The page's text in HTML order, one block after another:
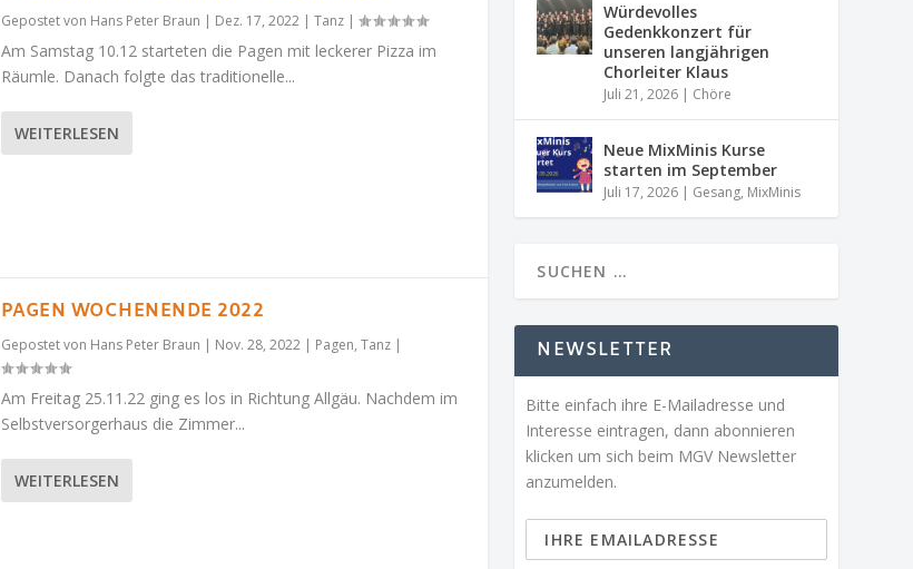
Gepostet von Hans Peter Braun | Dez. 17, 2022| Tanz|
Am Samstag 10.12 starteten die Pagen mit leckerer Pizza im
Räumle. Danach folgte das traditionelle...
WEITERLESEN
PAGEN WOCHENENDE 2022
Gepostet von Hans Peter Braun | Nov. 28, 2022| Pagen, Tanz|
Am Freitag 25.11.22 ging es los in Richtung Allgäu. Nachdem im
Selbstversorgerhaus die Zimmer...
WEITERLESEN
Würdevolles
Gedenkkonzert für
unseren langjährigen
Chorleiter Klaus
Juli 21, 2026 | Chöre
Neue MixMinis Kurse
starten im September
Juli 17, 2026 | Gesang, MixMinis
NEWSLETTER
Bitte einfach ihre E-Mailadresse und
Interesse eintragen, dann abonnieren
klicken um sich beim MGV Newsletter
anzumelden.